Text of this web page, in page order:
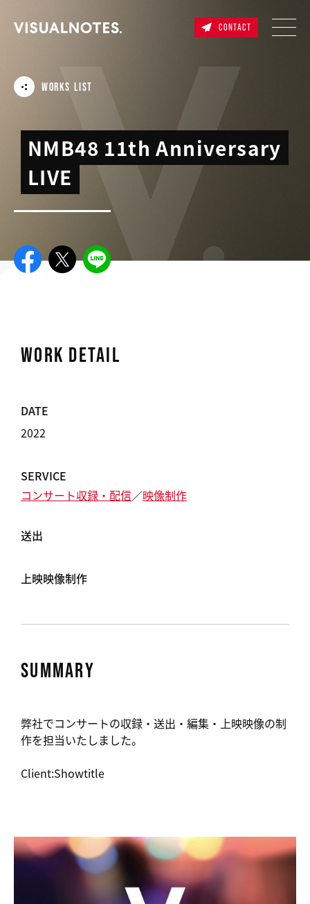
CONTACT
WORKS LIST
NMB48 11th Anniversary
LIVE
WORK DETAIL
DATE
2022
SERVICE
コンサート収録・配信
映像制作
送出
上映映像制作
SUMMARY
弊社でコンサートの収録・送出・編集・上映映像の制
作を担当いたしました。
Client:Showtitle